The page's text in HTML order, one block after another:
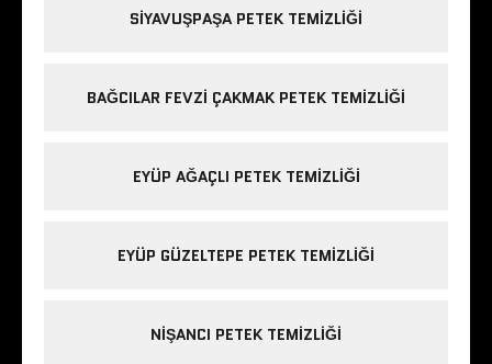
SIYAVUŞPAŞA PETEK TEMIZLIĞI
BAĞCILAR FEVZI ÇAKMAK PETEK TEMIZLIĞI
EYÜP AĞAÇLI PETEK TEMIZLIĞI
EYÜP GÜZELTEPE PETEK TEMIZLIĞI
NIŞANCI PETEK TEMIZLIĞI